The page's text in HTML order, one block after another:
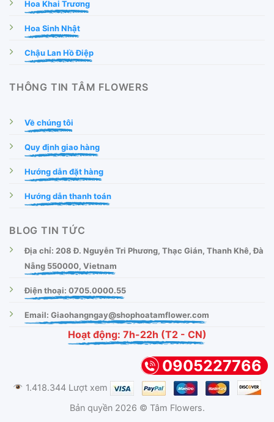
Hoa Khai Trương
Hoa Sinh Nhật
Chậu Lan Hồ Điệp
THÔNG TIN TÂM FLOWERS
Về chúng tôi
Quy định giao hàng
Hướng dẫn đặt hàng
Hướng dẫn thanh toán
BLOG TIN TỨC
Địa chỉ: 208 Đ. Nguyễn Tri Phương, Thạc Gián, Thanh Khê, Đà
Nẵng 550000, Vietnam
Điện thoại: 0705.0000.55
Email: Giaohangngay@shophoatamflower.com
Hoạt động: 7h-22h (T2 - CN)
1.418.344 Lượt xem
Bản quyền 2026 © Tâm Flowers.
0905227766